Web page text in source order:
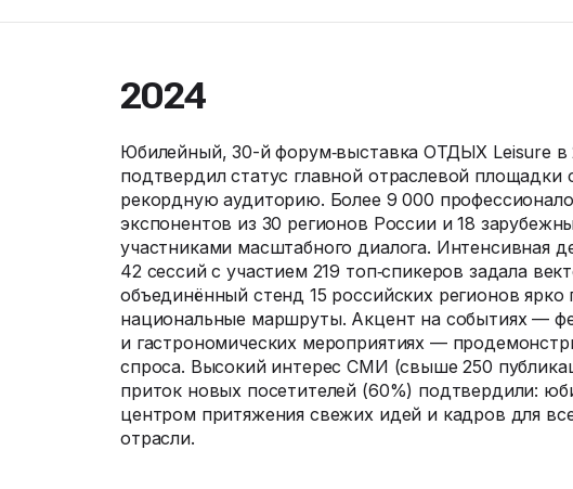
2024
Юбилейный, 30-й форум‑выставка ОТДЫХ Leisure в
подтвердил статус главной отраслевой площадки
рекордную аудиторию. Более 9 000
экспонентов из 30 регионов России и 18
участниками масштабного диалога. Интенсивная
42 сессий с участием 219 топ‑спикеров задала
объединённый стенд 15 российских регионов
национальные маршруты. Акцент на событиях —
и гастрономических мероприятиях —
спроса. Высокий интерес СМИ (свыше 250
приток новых посетителей (60%) подтвердили:
центром притяжения свежих идей и кадров для
отрасли.